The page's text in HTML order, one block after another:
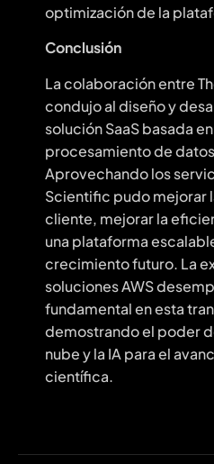
optimización de la
Conclusión
La colaboración entre
condujo al diseño y
solución SaaS basada
procesamiento de
Aprovechando los
Scientific pudo mejorar
cliente, mejorar la
una plataforma
crecimiento futuro. La
soluciones AWS
fundamental en esta
demostrando el poder
nube y la IA para el
científica.